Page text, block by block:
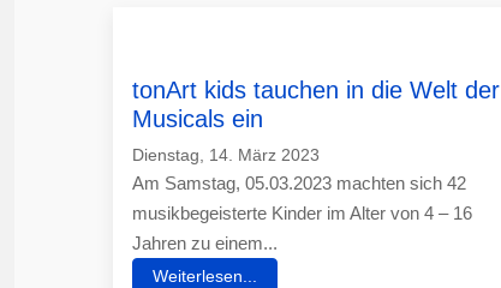
tonArt kids tauchen in die Welt der
Musicals ein
Dienstag, 14. März 2023
Am Samstag, 05.03.2023 machten sich 42
musikbegeisterte Kinder im Alter von 4 – 16
Jahren zu einem...
Weiterlesen...